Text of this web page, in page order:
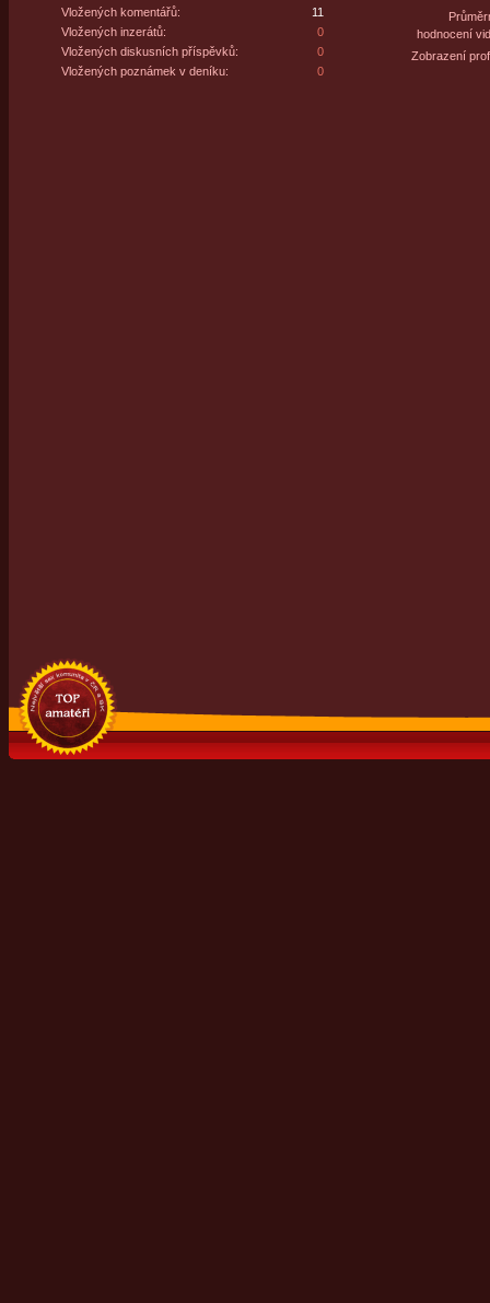
Vložených komentářů:
11
Vložených inzerátů:
0
Vložených diskusních příspěvků:
0
Vložených poznámek v deníku:
0
hodnocení
Zobrazení